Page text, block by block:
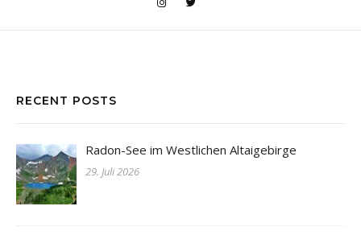
RECENT POSTS
Radon-See im Westlichen Altaigebirge
29. Juli 2026